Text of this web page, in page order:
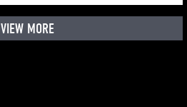
VIEW MORE